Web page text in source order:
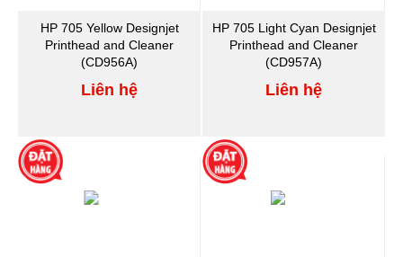
HP 705 Yellow Designjet
Printhead and Cleaner
(CD956A)
Liên hệ
HP 705 Light Cyan Designjet
Printhead and Cleaner
(CD957A)
Liên hệ